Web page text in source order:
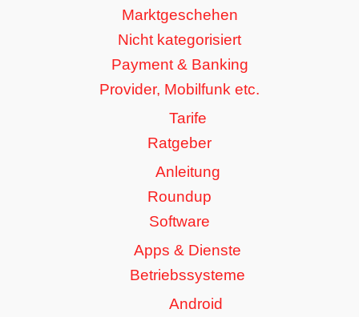
Marktgeschehen
Nicht kategorisiert
Payment & Banking
Provider, Mobilfunk etc.
Tarife
Ratgeber
Anleitung
Roundup
Software
Apps & Dienste
Betriebssysteme
Android